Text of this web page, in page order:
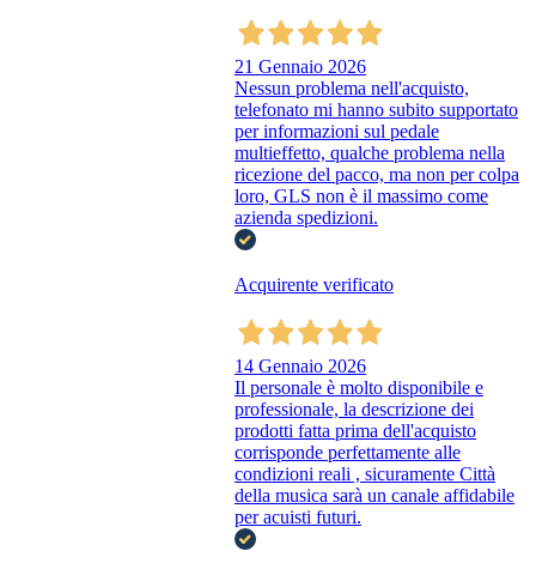
21 Gennaio 2026
Nessun problema nell'acquisto,
telefonato mi hanno subito supportato
per informazioni sul pedale
multieffetto, qualche problema nella
ricezione del pacco, ma non per colpa
loro, GLS non è il massimo come
azienda spedizioni.
Acquirente verificato
14 Gennaio 2026
Il personale è molto disponibile e
professionale, la descrizione dei
prodotti fatta prima dell'acquisto
corrisponde perfettamente alle
condizioni reali , sicuramente Città
della musica sarà un canale affidabile
per acuisti futuri.